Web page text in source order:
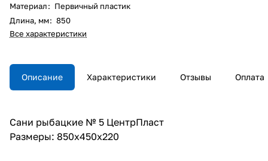
Материал: Первичный пластик
Длина, мм: 850
Все характеристики
Описание Характеристики Отзывы Оплата
Сани рыбацкие № 5 ЦентрПласт
Размеры: 850x450x220